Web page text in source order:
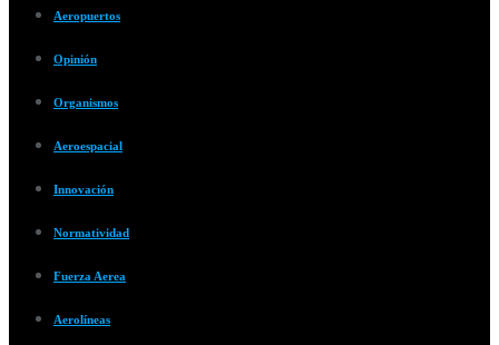
Aeropuertos
Opinión
Organismos
Aeroespacial
Innovación
Normatividad
Fuerza Aerea
Aerolíneas